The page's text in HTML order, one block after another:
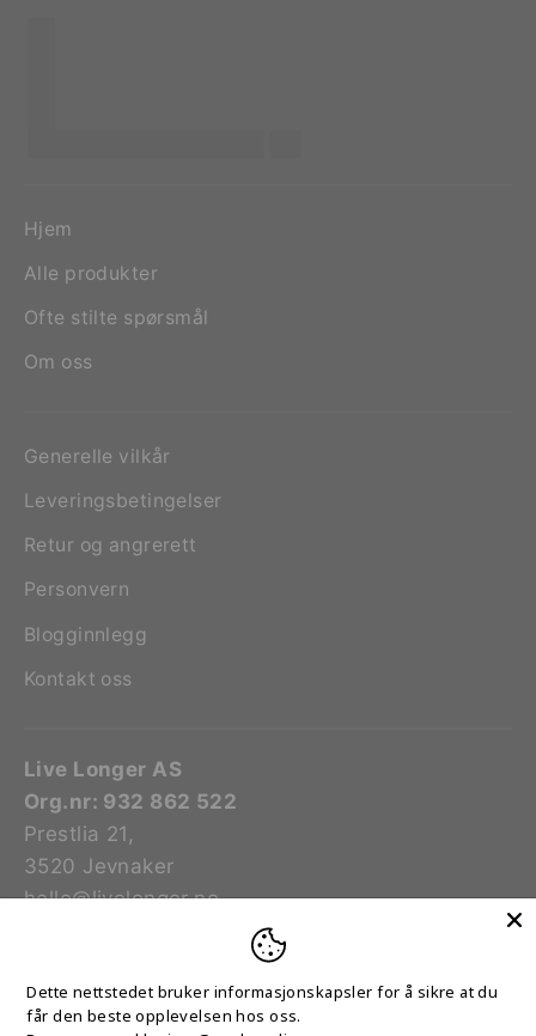
Hjem
Alle produkter
Ofte stilte spørsmål
Om oss
Generelle vilkår
Leveringsbetingelser
Retur og angrerett
Personvern
Blogginnlegg
Kontakt oss
Live Longer AS
Org.nr: 932 862 522
Prestlia 21,
3520 Jevnaker
hello@livelonger.no
Språk
Norsk (bokmål)
Dette nettstedet bruker informasjonskapsler for å sikre at du
får den beste opplevelsen hos oss.